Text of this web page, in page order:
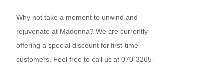
Why not take a moment to unwind and
rejuvenate at Madonna? We are currently
offering a special discount for first-time
customers. Feel free to call us at 070-3265-